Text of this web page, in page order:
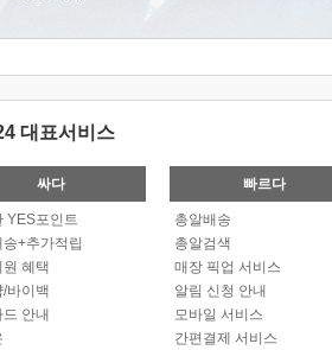
대표서비스
싸다
YES포인트
송+추가적립
혜택
바이백
안내
빠르다
총알배송
총알검색
매장 픽업 서비스
알림 신청 안내
모바일 서비스
간편결제 서비스